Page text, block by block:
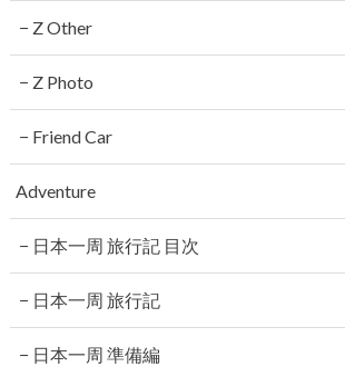
Z Other
Z Photo
Friend Car
Adventure
日本一周 旅行記 目次
日本一周 旅行記
日本一周 準備編